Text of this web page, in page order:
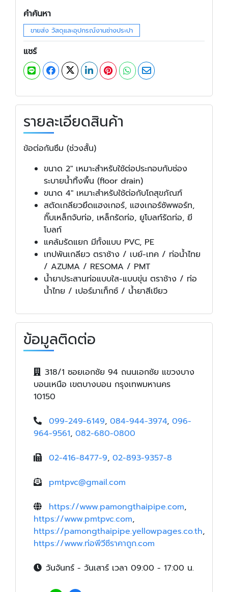
คำค้นหา
ขายส่ง วัสดุและอุปกรณ์งานช่างประปา
แชร์
รายละเอียดสินค้า
ข้อต่อกันซึม (ช่วงสั้น)
ขนาด 2" เหมาะสำหรับใช้ต่อประกอบกับช่อง
ระบายน้ำทิ้งพื้น (floor drain)
ขนาด 4" เหมาะสำหรับใช้ต่อกับโถสุขภัณฑ์
สตัดเกลียวยึดแฮงเกอร์, แฮงเกอร์ซัพพอร์ท,
กิ๊บเหล็กจับท่อ, เหล็กรัดท่อ, ยูโบลท์รัดท่อ, ยี
โบลท์
แคล้มรัดแยก มีทั้งแบบ PVC, PE
เทปพันเกลียว ตราช้าง / เบย์-เทค / ท่อน้ำไทย
/ AZUMA / RESOMA / PMT
น้ำยาประสานท่อแบบใส-แบบขุ่น ตราช้าง / ท่อ
น้ำไทย / เปอร์มาเท็กซ์ / น้ำยาสีเขียว
ข้อมูลติดต่อ
318/1 ซอยเอกชัย 94 ถนนเอกชัย แขวงบาง
บอนเหนือ เขตบางบอน กรุงเทพมหานคร
10150
099-249-6149, 084-944-3974, 096-
964-9561, 082-680-0800
02-416-8477-9, 02-893-9357-8
pmtpvc@gmail.com
https://www.pamongthaipipe.com,
https://www.pmtpvc.com,
https://pamongthaipipe.yellowpages.co.th,
https://www.ท่อพีวีซีราคาถูก.com
วันจันทร์ - วันเสาร์ เวลา 09:00 - 17:00 น.